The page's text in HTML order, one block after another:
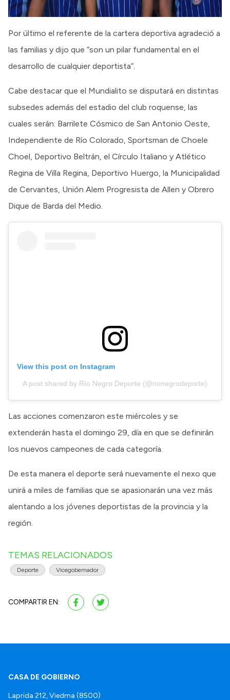
Por último el referente de la cartera deportiva agradeció a
las familias y dijo que “son un pilar fundamental en el
desarrollo de cualquier deportista”.
Cabe destacar que el Mundialito se disputará en distintas
subsedes además del estadio del club roquense, las
cuales serán: Barrilete Cósmico de San Antonio Oeste,
Independiente de Río Colorado, Sportsman de Choele
Choel, Deportivo Beltrán, el Círculo Italiano y Atlético
Regina de Villa Regina, Deportivo Huergo, la Municipalidad
de Cervantes, Unión Alem Progresista de Allen y Obrero
Dique de Barda del Medio.
View this post on Instagram
A post shared by Río Negro Deporte (@rionegrodeporte)
Las acciones comenzaron este miércoles y se
extenderán hasta el domingo 29, día en que se definirán
los nuevos campeones de cada categoría.
De esta manera el deporte será nuevamente el nexo que
unirá a miles de familias que se apasionarán una vez más
alentando a los jóvenes deportistas de la provincia y la
región.
TEMAS RELACIONADOS
Deporte Vicegobernador
COMPARTIR EN:
CASA DE GOBIERNO
Laprida 212, Viedma (8500)